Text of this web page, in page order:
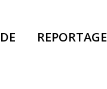
REPORTAGE